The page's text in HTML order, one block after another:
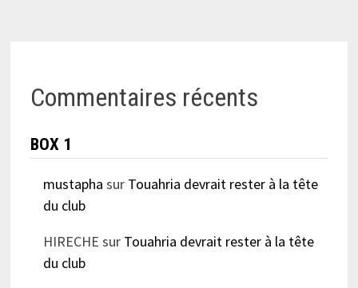
Commentaires récents
BOX 1
mustapha sur Touahria devrait rester à la tête
du club
HIRECHE sur Touahria devrait rester à la tête
du club